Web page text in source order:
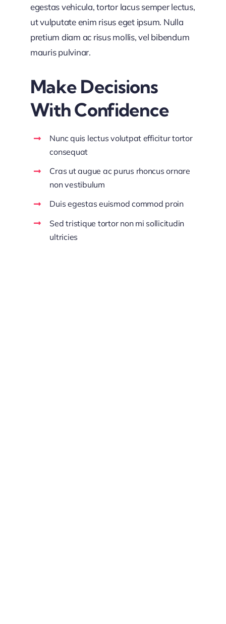
egestas vehicula, tortor lacus semper lectus,
ut vulputate enim risus eget ipsum. Nulla
pretium diam ac risus mollis, vel bibendum
mauris pulvinar.
Make Decisions
With Confidence
Nunc quis lectus volutpat efficitur tortor
consequat
Cras ut augue ac purus rhoncus ornare
non vestibulum
Duis egestas euismod commod proin
Sed tristique tortor non mi sollicitudin
ultricies